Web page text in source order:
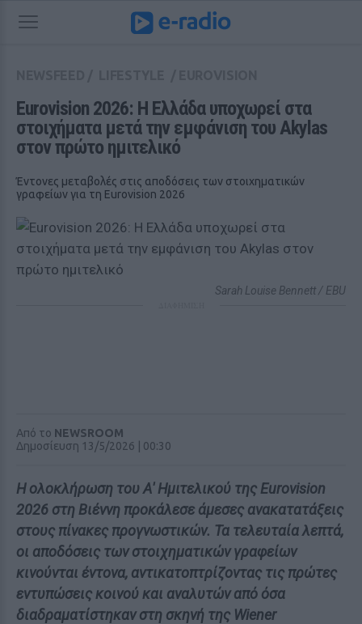
Eurovision 2026: Η Ελλάδα υποχωρεί στα
στοιχήματα μετά την εμφάνιση του Akylas
στον πρώτο ημιτελικό
Έντονες μεταβολές στις αποδόσεις των στοιχηματικών
γραφείων για τη Eurovision 2026
Sarah Louise Bennett / EBU
Από το NEWSROOM
Δημοσίευση 13/5/2026 | 00:30
Η ολοκλήρωση του Α' Ημιτελικού της Eurovision
2026 στη Βιέννη προκάλεσε άμεσες ανακατατάξεις
στους πίνακες προγνωστικών. Τα τελευταία λεπτά,
οι αποδόσεις των στοιχηματικών γραφείων
κινούνται έντονα, αντικατοπτρίζοντας τις πρώτες
εντυπώσεις κοινού και αναλυτών από όσα
διαδραματίστηκαν στη σκηνή της Wiener